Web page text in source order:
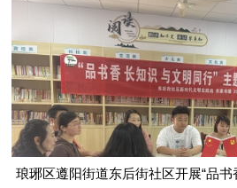
琅琊区遵阳街道东后街社区开展“品